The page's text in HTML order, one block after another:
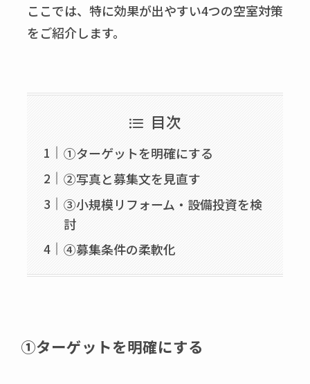
ここでは、特に効果が出やすい4つの空室対策
をご紹介します。
目次
①ターゲットを明確にする
②写真と募集文を見直す
③小規模リフォーム・設備投資を検
討
④募集条件の柔軟化
①ターゲットを明確にする